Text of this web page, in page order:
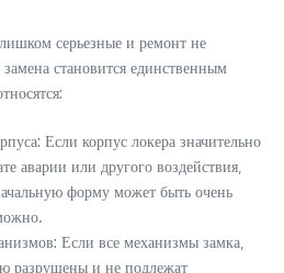
серьезные и ремонт не
становится единственным
Если корпус локера значительно
аварии или другого воздействия‚
форму может быть очень
Если все механизмы замка‚
разрушены и не подлежат